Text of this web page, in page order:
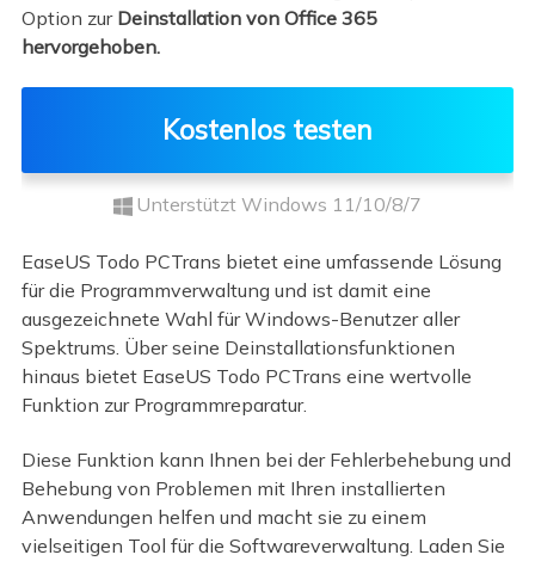
Option zur Deinstallation von Office 365
hervorgehoben.
Kostenlos testen
Unterstützt Windows 11/10/8/7
EaseUS Todo PCTrans bietet eine umfassende Lösung
für die Programmverwaltung und ist damit eine
ausgezeichnete Wahl für Windows-Benutzer aller
Spektrums. Über seine Deinstallationsfunktionen
hinaus bietet EaseUS Todo PCTrans eine wertvolle
Funktion zur Programmreparatur.
Diese Funktion kann Ihnen bei der Fehlerbehebung und
Behebung von Problemen mit Ihren installierten
Anwendungen helfen und macht sie zu einem
vielseitigen Tool für die Softwareverwaltung. Laden Sie